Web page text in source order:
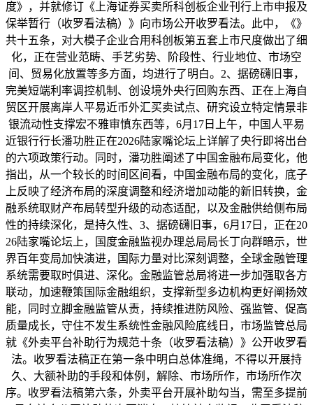
度》，并就修订《上海证券买卖所科创板企业刊行上市申报及
保举暂行（收罗看法稿）》向市场公开收罗看法。此中，《》
共十五条，对大模子企业合用科创板第五套上市尺度做出了细
化，正在营业范畴、手艺劣势、阶段性、行业地位、市场空
间、贸易化放置等多方面，均进行了明白。2、据磅礴旧事，
完美短端利率调控机制、创设境外央行回购东西、正在上海自
贸区开展离岸人平易近币外汇买卖试点、研究设立特定情景非
银流动性支撑宏不雅审慎东西等，6月17日上午，中国人平易
近银行行长潘功胜正在2026陆家嘴论坛上详解了央行即将出台
的六项政策行动。同时，潘功胜阐述了中国金融布局变化，他
指出，从一个较长的时间区间看，中国金融布局的变化，底子
上反映了经济布局的深度调整和经济增加动能的新旧转换，金
融系统取财产布局转型升级的动态适配，以及金融供给侧布局
性的持续深化，是持久性、3、据磅礴旧事，6月17日，正在20
26陆家嘴论坛上，国度金融监视办理总局局长丁向群暗示，世
界百年变局加快演进，国际力量对比深刻调整，全球金融管理
系统需要取时俱进、深化。金融监管总局将进一步加强取各方
联动，加速鞭策国际金融组织，支撑新型多边机构更好阐扬效
能，同时立脚金融监管从责，持续推进防风险、强监管、促高
质量成长，守住不发生系统性金融风险底线日，市场监管总局
就《外卖平台补助行为规范十条（收罗看法稿）》公开收罗看
法。收罗看法稿正在第一条中明白总体准绳，不得以开展持
久、大额补助的手段和体例，解除、市场所作，市场所作次
序。收罗看法稿第六条，外卖平台开展补助勾当，需至多提前